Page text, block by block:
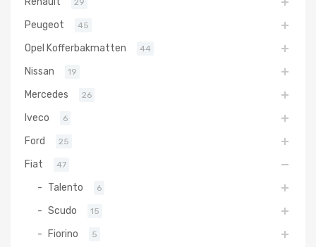
Peugeot 45
Opel Kofferbakmatten 44
Nissan 19
Mercedes 26
Iveco 6
Ford 25
Fiat 47
Talento 6
Scudo 15
Fiorino 5